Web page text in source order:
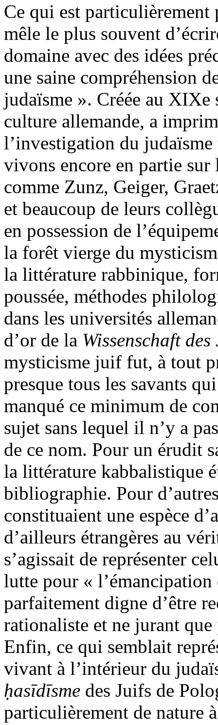
Ce qui est particulièrement
mêle le plus souvent
domaine avec des idées
une saine compréhension
judaïsme ». Créée au XIXe
culture allemande, a
l’investigation du
vivons encore en partie sur
comme Zunz, Geiger,
et beaucoup de leurs
en possession de
la forêt vierge du
la littérature rabbinique,
poussée, méthodes
dans les universités
d’or de la Wissenschaft
mysticisme juif fut, à tout
presque tous les savants
manqué ce minimum de
sujet sans lequel il n’y a
de ce nom. Pour un érudit
la littérature kabbalistique
bibliographie. Pour
constituaient une espèce
d’ailleurs étrangères au
s’agissait de représenter
lutte pour «
parfaitement digne d’être
rationaliste et ne jurant
Enfin, ce qui semblait
vivant à l’intérieur du
ḥasīdīsme des Juifs de
particulièrement de nature